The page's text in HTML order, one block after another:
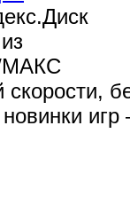
МАКС
скорости,